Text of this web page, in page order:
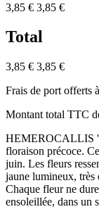
3,85 € 3,85 €
Total
3,85 € 3,85 €
Frais de port offerts
Montant total TTC
HEMEROCALLIS
floraison précoce.
juin. Les fleurs
jaune lumineux, très
Chaque fleur ne
ensoleillée, dans un